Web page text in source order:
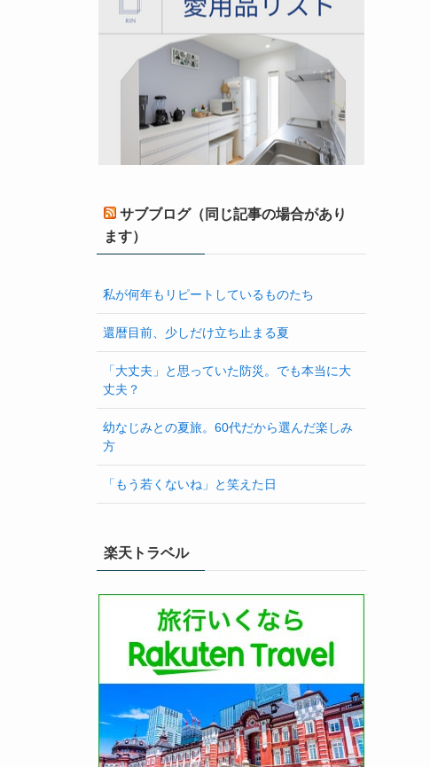
サブブログ（同じ記事の場合があり
ます）
私が何年もリピートしているものたち
還暦目前、少しだけ立ち止まる夏
「大丈夫」と思っていた防災。でも本当に大
丈夫？
幼なじみとの夏旅。60代だから選んだ楽しみ
方
「もう若くないね」と笑えた日
楽天トラベル